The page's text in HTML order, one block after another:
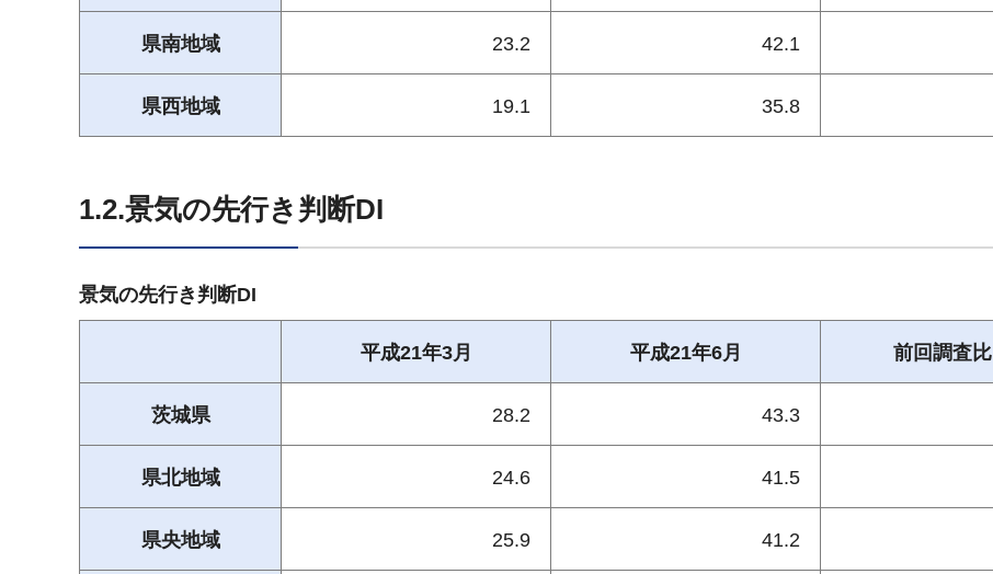
県南地域 23.2 42.1
県西地域 19.1 35.8
1.2.景気の先行き判断DI
景気の先行き判断DI
平成21年3月 平成21年6月 前回調査比
茨城県 28.2 43.3
県北地域 24.6 41.5
県央地域 25.9 41.2